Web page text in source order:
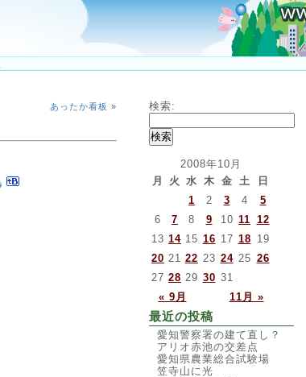
あったか看板 » 検索:
2008年10月
月
火 水 木 金 土 日
« 9月 11月 »
1 2 3 4
5
6
7 8 9 10 11 12
13 14 15 16 17 18 19
20 21 22 23 24 25 26
27 28 29 30 31
最近の投稿
愛知警察署の建て直し？
アリオ赤池の交差点
愛知県農業総合試験場
笠寺山に光